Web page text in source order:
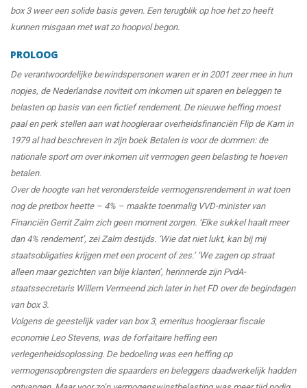
box 3 weer een solide basis geven. Een terugblik op hoe het zo heeft
kunnen misgaan met wat zo hoopvol begon.
PROLOOG
De verantwoordelijke bewindspersonen waren er in 2001 zeer mee in hun
nopjes, de Nederlandse noviteit om inkomen uit sparen en beleggen te
belasten op basis van een fictief rendement. De nieuwe heffing moest
paal en perk stellen aan wat hoogleraar overheidsfinanciën Flip de Kam in
1979 al had beschreven in zijn boek Betalen is voor de dommen: de
nationale sport om over inkomen uit vermogen geen belasting te hoeven
betalen.
Over de hoogte van het veronderstelde vermogensrendement in wat toen
nog de pretbox heette – 4% – maakte toenmalig VVD-minister van
Financiën Gerrit Zalm zich geen moment zorgen. ‘Elke sukkel haalt meer
dan 4% rendement’, zei Zalm destijds. ‘Wie dat niet lukt, kan bij mij
staatsobligaties krijgen met een procent of zes.’ ‘We zagen op straat
alleen maar gezichten van blije klanten’, herinnerde zijn PvdA-
staatssecretaris Willem Vermeend zich later in het FD over de begindagen
van box 3.
Volgens de geestelijk vader van box 3, emeritus hoogleraar fiscale
economie Leo Stevens, was de forfaitaire heffing een
verlegenheidsoplossing. De bedoeling was een heffing op
vermogensopbrengsten die spaarders en beleggers daadwerkelijk hadden